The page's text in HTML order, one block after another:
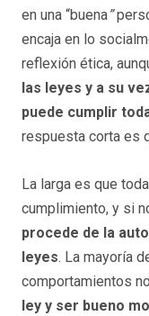
en una “buena”
encaja en lo
reflexión ética,
las leyes y a su
puede cumplir
respuesta corta es
La larga es que
cumplimiento, y si
procede de la
leyes. La mayoría
comportamientos
ley y ser bueno